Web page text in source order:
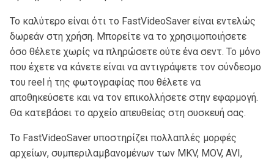
Το καλύτερο είναι ότι το FastVideoSaver είναι εντελώς
δωρεάν στη χρήση. Μπορείτε να το χρησιμοποιήσετε
όσο θέλετε χωρίς να πληρώσετε ούτε ένα σεντ. Το μόνο
που έχετε να κάνετε είναι να αντιγράψετε τον σύνδεσμο
του reel ή της φωτογραφίας που θέλετε να
αποθηκεύσετε και να τον επικολλήσετε στην εφαρμογή.
Θα κατεβάσει το αρχείο απευθείας στη συσκευή σας.
Το FastVideoSaver υποστηρίζει πολλαπλές μορφές
αρχείων, συμπεριλαμβανομένων των MKV, MOV, AVI,